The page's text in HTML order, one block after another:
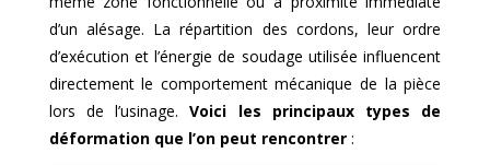
d’un alésage. La répartition des cordons, leur ordre
d’exécution et l’énergie de soudage utilisée influencent
directement le comportement mécanique de la pièce
lors de l’usinage.Voici les principaux types de
déformation que l’on peut rencontrer: